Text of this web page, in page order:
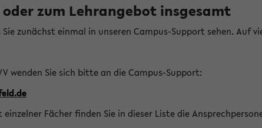
oder zum Lehrangebot insgesamt
Sie zunächst einmal in unseren Campus-Support sehen. Auf
wenden Sie sich bitte an die Campus-Support:
einzelner Fächer finden Sie in dieser Liste die